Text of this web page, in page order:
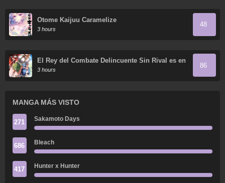
Otome Kaijuu Caramelize
3 hours
48
El Rey del Combate Delincuente Sin Rival es en
Realidad un Sanador en el Mundo del Juego
3 hours
86
MANGA MÁS VISTO
271 Sakamoto Days
686 Bleach
417 Hunter x Hunter